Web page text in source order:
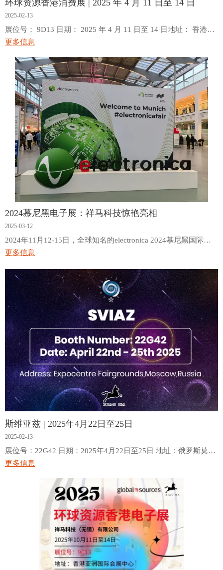
环球资源香港消费展 | 2025 年 4 月 11 日至 14 日
2025-02-13
展位号： 9D13 日期： 2025 年 4 月 11 日至 14 日地址： 香港亚
洲国际博览馆香港亚洲国际博览馆
更多信息
2024慕尼黑电子展：祥马科技惊艳亮相
2025-03-12
2024年11月12-15日，全球知名的electronica 2024慕尼黑国际电
子元器件博览会在慕尼黑新国际博览中心盛大举办，祥马科技作
引了众多观众的关注。
更多信息
斯维亚兹 | 2025年4月22日至25日
2025-02-13
展位号：22G42 日期：2025年4月22日至25日 地址：俄罗斯莫斯
科Expocentre展览中心
更多信息